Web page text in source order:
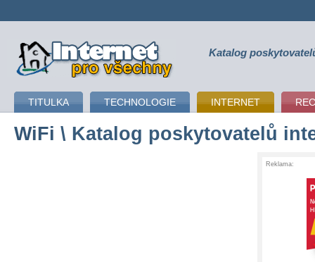
připojení k internetu Katalog
TITULKA TECHNOLOGIE INTERNET
WiFi \ Katalog poskytovatelů
Reklama: